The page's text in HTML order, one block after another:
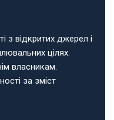
з відкритих джерел і
цілях.
власникам.
за зміст